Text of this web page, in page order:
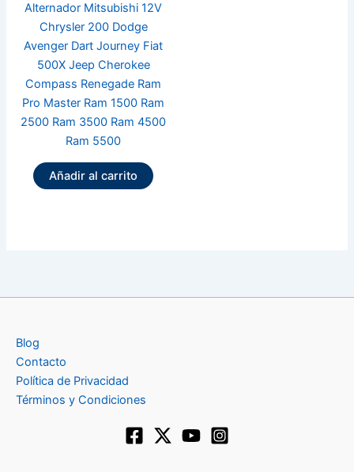
Alternador Mitsubishi 12V
Chrysler 200 Dodge
Avenger Dart Journey Fiat
500X Jeep Cherokee
Compass Renegade Ram
Pro Master Ram 1500 Ram
2500 Ram 3500 Ram 4500
Ram 5500
Añadir al carrito
Blog
Contacto
Política de Privacidad
Términos y Condiciones